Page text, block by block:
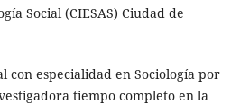
Social (CIESAS) Ciudad de
con especialidad en Sociología por
tiempo completo en la